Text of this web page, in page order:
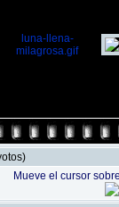
Mueve el cursor